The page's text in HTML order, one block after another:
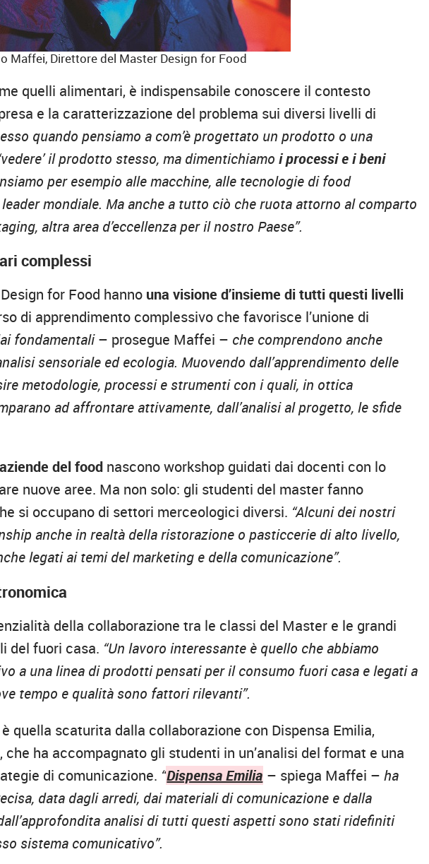
Maffei, Direttore del Master Design for Food
quelli alimentari, è indispensabile conoscere il contesto
e la caratterizzazione del problema sui diversi livelli di
quando pensiamo a com’è progettato un prodotto o una
il prodotto stesso, ma dimentichiamo i processi e i beni
per esempio alle macchine, alle tecnologie di food
mondiale. Ma anche a tutto ciò che ruota attorno al comparto
altra area d’eccellenza per il nostro Paese”.
complessi
for Food hanno una visione d’insieme di tutti questi livelli
di apprendimento complessivo che favorisce l’unione di
fondamentali– prosegue Maffei – che comprendono anche
sensoriale ed ecologia. Muovendo dall’apprendimento delle
metodologie, processi e strumenti con i quali, in ottica
ad affrontare attivamente, dall’analisi al progetto, le sfide
del food nascono workshop guidati dai docenti con lo
nuove aree. Ma non solo: gli studenti del master fanno
si occupano di settori merceologici diversi. “Alcuni dei nostri
anche in realtà della ristorazione o pasticcerie di alto livello,
legati ai temi del marketing e della comunicazione”.
della collaborazione tra le classi del Master e le grandi
del fuori casa. “Un lavoro interessante è quello che abbiamo
a una linea di prodotti pensati per il consumo fuori casa e legati a
tempo e qualità sono fattori rilevanti”.
quella scaturita dalla collaborazione con Dispensa Emilia,
ha accompagnato gli studenti in un’analisi del format e una
di comunicazione. “Dispensa Emilia – spiega Maffei –ha
data dagli arredi, dai materiali di comunicazione e dalla
analisi di tutti questi aspetti sono stati ridefiniti
sistema comunicativo”.